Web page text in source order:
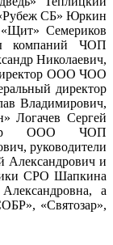
СБ» Юркин
Семериков
компаний ЧОП
Николаевич,
ООО ЧОО
директор
Владимирович,
Логачев Сергей
ООО ЧОП
руководители
и
СРО Шапкина
а
«Святозар»,